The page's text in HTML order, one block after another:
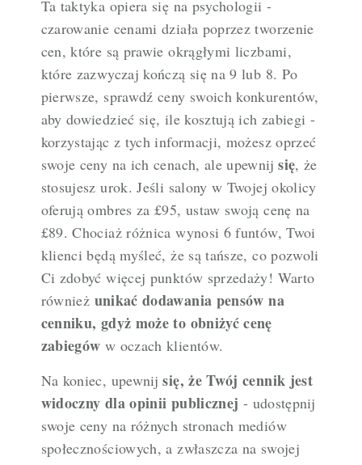
Ta taktyka opiera się na psychologii -
czarowanie cenami działa poprzez tworzenie
cen, które są prawie okrągłymi liczbami,
które zazwyczaj kończą się na 9 lub 8. Po
pierwsze, sprawdź ceny swoich konkurentów,
aby dowiedzieć się, ile kosztują ich zabiegi -
korzystając z tych informacji, możesz oprzeć
swoje ceny na ich cenach, ale upewnijsię, że
stosujesz urok. Jeśli salony w Twojej okolicy
oferują ombres za £95, ustaw swoją cenę na
£89. Chociaż różnica wynosi 6 funtów, Twoi
klienci będą myśleć, że są tańsze, co pozwoli
Ci zdobyć więcej punktów sprzedaży! Warto
również unikać dodawania pensów na
cenniku, gdyż może to obniżyć cenę
zabiegów w oczach klientów.
Na koniec, upewnijsię, że Twój cennik jest
widoczny dla opinii publicznej - udostępnij
swoje ceny na różnych stronach mediów
społecznościowych, a zwłaszcza na swojej